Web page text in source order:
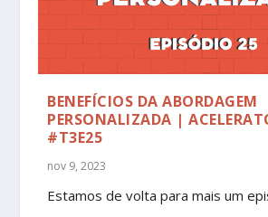
BENEFÍCIOS DA ABORDAGEM
PERSONALIZADA |
#T3E25
nov 9, 2023
Estamos de volta para mais um